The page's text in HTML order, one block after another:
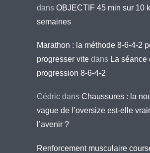
dans OBJECTIF 45 min sur 10
semaines
Marathon : la méthode 8-6-4-2
progresser vite dans La séance
progression 8-6-4-2
Cédric dans Chaussures : la
vague de l’oversize est-elle
l’avenir ?
Renforcement musculaire